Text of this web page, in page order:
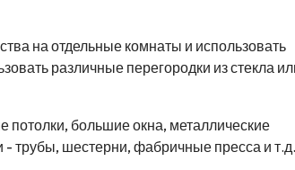
на отдельные комнаты и использовать
различные перегородки из стекла
потолки, большие окна, металлические
трубы, шестерни, фабричные пресса и т.д.